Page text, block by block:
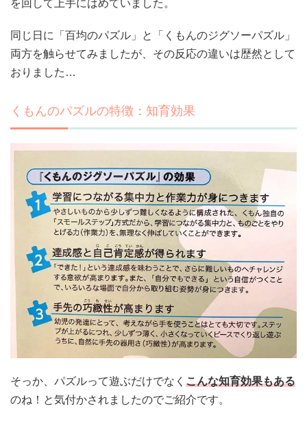
を回して上手にはめていました。
同じ日に「百均のパズル」と「くもんのジグソーパズル」
両方を触らせてみましたが、その反応の違いは歴然として
おりました…
くもんのパズルの特徴：知育効果
そっか、パズルって遊ぶだけでなく こんな知育効果もある
のね！と気付かされましたのでご紹介です。